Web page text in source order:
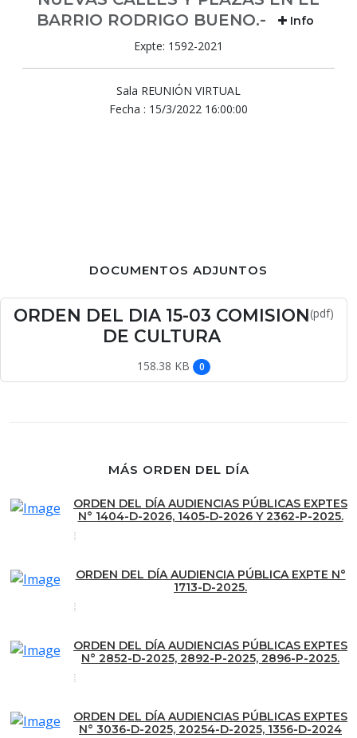
BARRIO RODRIGO BUENO.-
Info
Expte: 1592-2021
Sala REUNIÓN VIRTUAL
Fecha : 15/3/2022 16:00:00
DOCUMENTOS ADJUNTOS
ORDEN DEL DIA 15-03 COMISION
DE CULTURA
(pdf)
158.38 KB 0
MÁS ORDEN DEL DÍA
ORDEN DEL DÍA AUDIENCIAS PÚBLICAS EXPTES
N° 1404-D-2026, 1405-D-2026 Y 2362-P-2025.
ORDEN DEL DÍA AUDIENCIA PÚBLICA EXPTE N°
1713-D-2025.
ORDEN DEL DÍA AUDIENCIAS PÚBLICAS EXPTES
N° 2852-D-2025, 2892-P-2025, 2896-P-2025.
ORDEN DEL DÍA AUDIENCIAS PÚBLICAS EXPTES
N° 3036-D-2025, 20254-D-2025, 1356-D-2024